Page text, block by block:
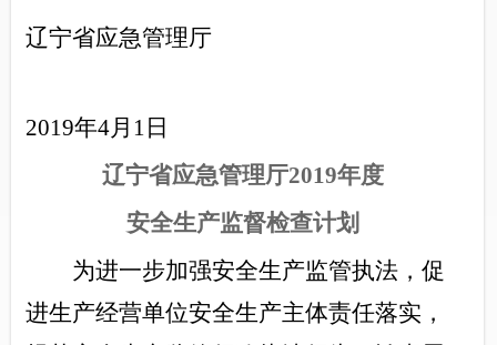
辽宁省应急管理厅
2019年4月1日
辽宁省应急管理厅2019年度
安全生产监督检查计划
为进一步加强安全生产监管执法，促
进生产经营单位安全生产主体责任落实，